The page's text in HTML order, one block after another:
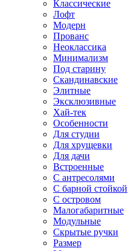
Классические
Лофт
Модерн
Прованс
Неоклассика
Минимализм
Под старину
Скандинавские
Элитные
Эксклюзивные
Хай-тек
Особенности
Для студии
Для хрущевки
Для дачи
Встроенные
С антресолями
С барной стойкой
С островом
Малогабаритные
Модульные
Скрытые ручки
Размер